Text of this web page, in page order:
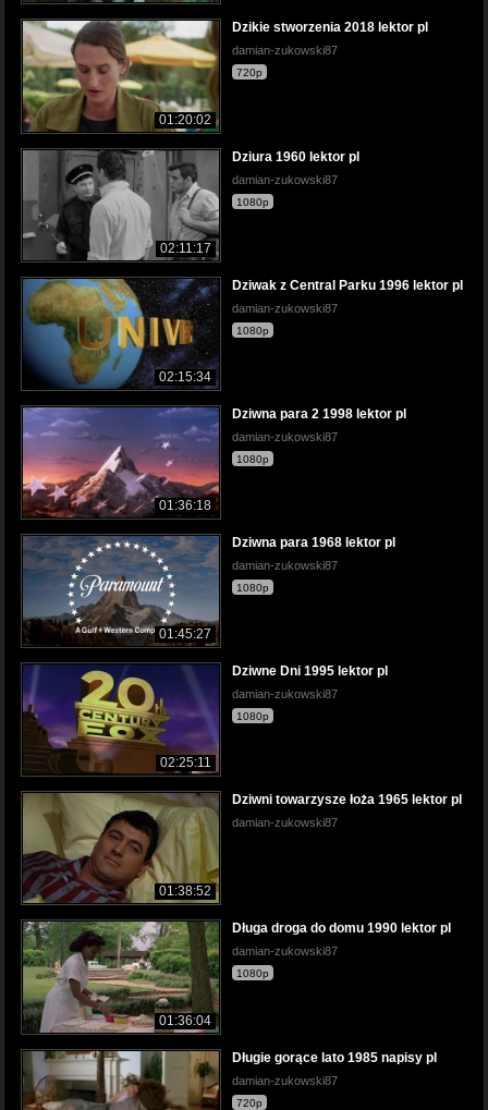
01:20:02
Dzikie stworzenia 2018 lektor pl
damian-zukowski87
720p
02:11:17
Dziura 1960 lektor pl
damian-zukowski87
1080p
02:15:34
Dziwak z Central Parku 1996 lektor pl
damian-zukowski87
1080p
01:36:18
Dziwna para 2 1998 lektor pl
damian-zukowski87
1080p
01:45:27
Dziwna para 1968 lektor pl
damian-zukowski87
1080p
02:25:11
Dziwne Dni 1995 lektor pl
damian-zukowski87
1080p
01:38:52
Dziwni towarzysze łoża 1965 lektor pl
damian-zukowski87
01:36:04
Długa droga do domu 1990 lektor pl
damian-zukowski87
1080p
Długie gorące lato 1985 napisy pl
damian-zukowski87
720p